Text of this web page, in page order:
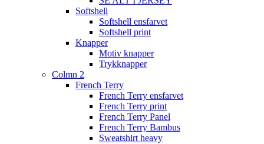
Softshell
Softshell ensfarvet
Softshell print
Knapper
Motiv knapper
Trykknapper
Colmn 2
French Terry
French Terry ensfarvet
French Terry print
French Terry Panel
French Terry Bambus
Sweatshirt heavy